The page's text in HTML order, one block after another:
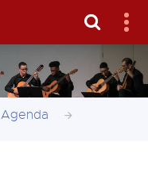
Agenda